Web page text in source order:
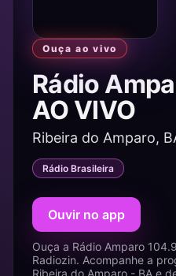
Ouça ao vivo
Rádio
AO VIVO
Ribeira do Amparo,
Rádio Brasileira
Ouvir no app
Ouça a Rádio Amparo
Radiozin. Acompanhe a
Ribeira do Amparo - BA e